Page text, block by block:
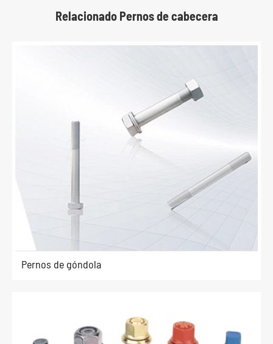
Relacionado Pernos de cabecera
Pernos de góndola